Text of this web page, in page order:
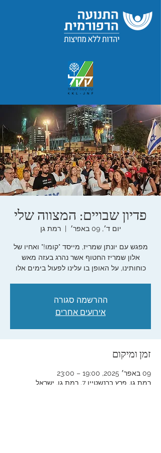
פדיון שבויים: המצווה שלי
יום ד׳, 09 באפר׳
  |
רמת גן
מפגש עם יונתן שמריז, מייסד "קומו!" ואחיו של
אלון שמריז החטוף אשר נהרג בעזה מאש
כוחותינו, על האופן בו עלינו לפעול בימים אלו
ההרשמה סגורה
אירועים אחרים
זמן ומיקום
09 באפר׳ 2025, 19:00 – 23:00
רמת גן, פרץ ברנשטיין 7, רמת גן, ישראל